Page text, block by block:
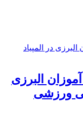
البرزی
ورزشی